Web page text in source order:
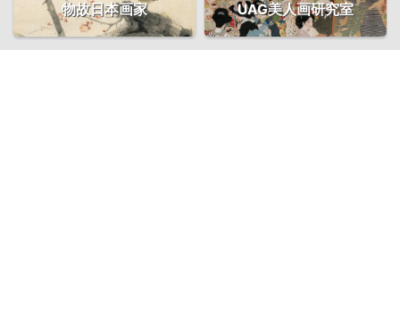
物故日本画家 UAG美人画研究室